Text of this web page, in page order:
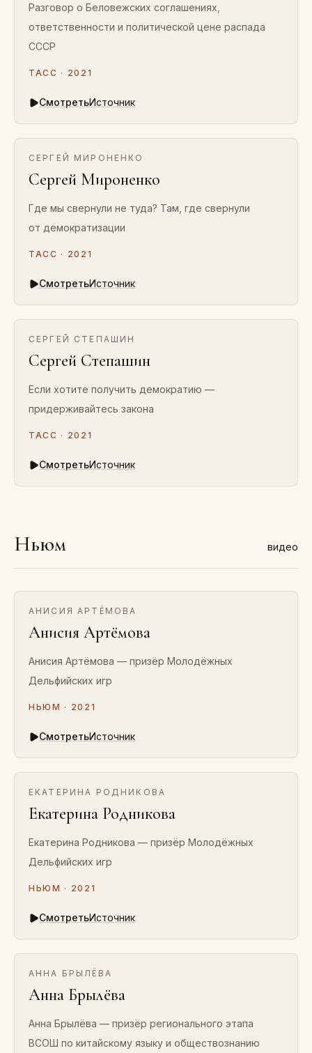
Разговор о Беловежских соглашениях,
ответственности и политической цене распада
СССР
ТАСС · 2021
СмотретьИсточник
СЕРГЕЙ МИРОНЕНКО
Сергей Мироненко
Где мы свернули не туда? Там, где свернули
от демократизации
ТАСС · 2021
СмотретьИсточник
СЕРГЕЙ СТЕПАШИН
Сергей Степашин
Если хотите получить демократию —
придерживайтесь закона
ТАСС · 2021
СмотретьИсточник
Ньюм видео
АНИСИЯ АРТЁМОВА
Анисия Артёмова
Анисия Артёмова — призёр Молодёжных
Дельфийских игр
НЬЮМ · 2021
СмотретьИсточник
ЕКАТЕРИНА РОДНИКОВА
Екатерина Родникова
Екатерина Родникова — призёр Молодёжных
Дельфийских игр
НЬЮМ · 2021
СмотретьИсточник
АННА БРЫЛЁВА
Анна Брылёва
Анна Брылёва — призёр регионального этапа
ВСОШ по китайскому языку и обществознанию